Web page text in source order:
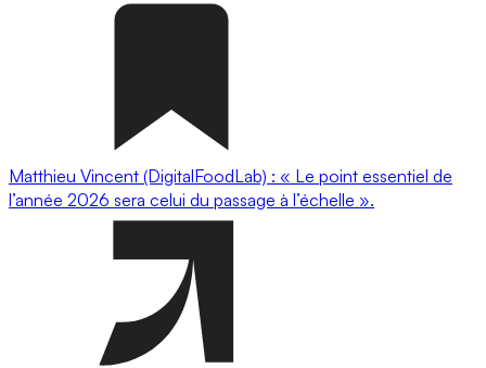
Matthieu Vincent (DigitalFoodLab) : « Le point essentiel de
l’année 2026 sera celui du passage à l’échelle ».